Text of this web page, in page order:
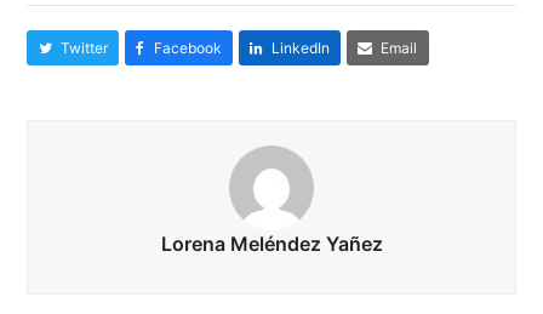
Twitter Facebook LinkedIn Email
Lorena Meléndez Yañez